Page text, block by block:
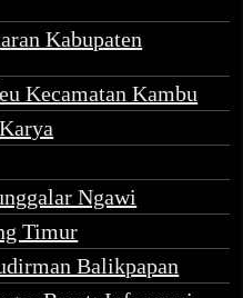
Kabupaten
Kecamatan Kambu
Ngawi
Timur
Balikpapan